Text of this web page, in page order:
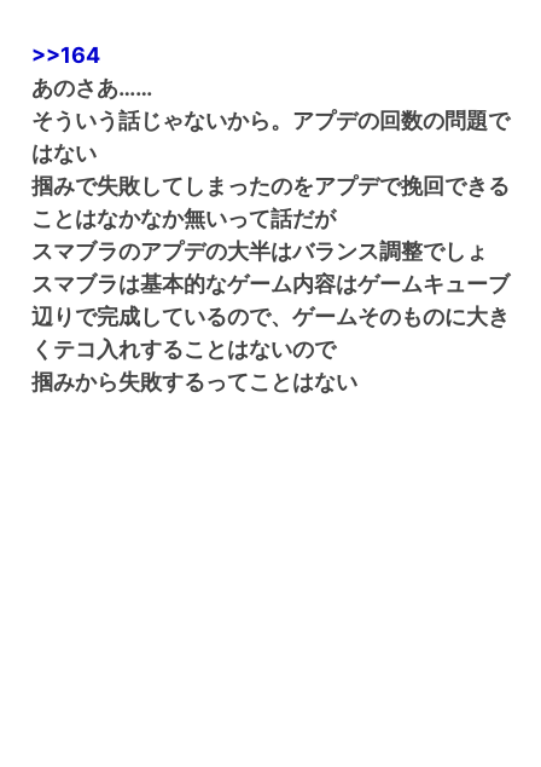
>>164
あのさあ……
そういう話じゃないから。アプデの回数の問題で
はない
掴みで失敗してしまったのをアプデで挽回できる
ことはなかなか無いって話だが
スマブラのアプデの大半はバランス調整でしょ
スマブラは基本的なゲーム内容はゲームキューブ
辺りで完成しているので、ゲームそのものに大き
くテコ入れすることはないので
掴みから失敗するってことはない